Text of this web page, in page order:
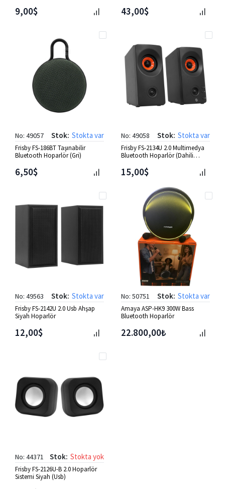
9,00$ 43,00$
No: 49057 Stok: Stokta var
Frisby FS-186BT Taşınabilir
Bluetooth Hoparlör (Gri)
6,50$
No: 49058 Stok: Stokta var
Frisby FS-2134U 2.0 Multimedya
Bluetooth Hoparlör (Dahili
15,00$
No: 49563 Stok: Stokta var
Frisby FS-2142U 2.0 Usb Ahşap
Siyah Hoparlör
12,00$
No: 50751 Stok: Stokta var
Amaya ASP-HK9 300W Bass
Bluetooth Hoparlör
22.800,00₺
No: 44371 Stok: Stokta yok
Frisby FS-2126U-B 2.0 Hoparlör
Sistemi Siyah (Usb)